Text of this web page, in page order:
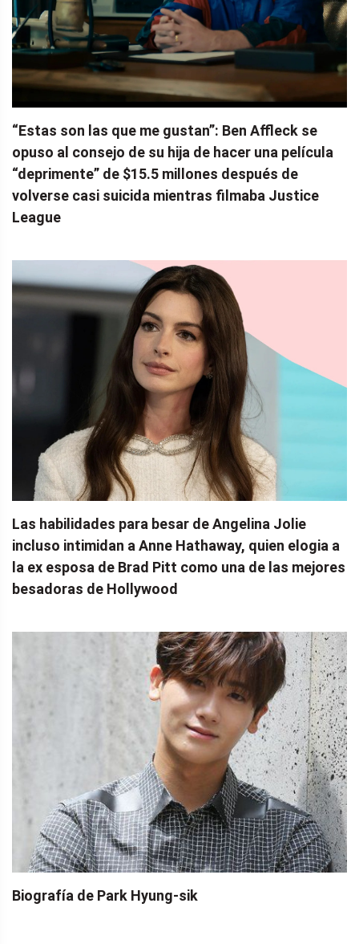
“Estas son las que me gustan”: Ben Affleck se
opuso al consejo de su hija de hacer una película
“deprimente” de $15.5 millones después de
volverse casi suicida mientras filmaba Justice
League
Las habilidades para besar de Angelina Jolie
incluso intimidan a Anne Hathaway, quien elogia a
la ex esposa de Brad Pitt como una de las mejores
besadoras de Hollywood
Biografía de Park Hyung-sik